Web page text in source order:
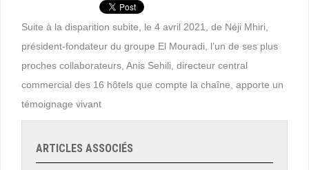
Suite à la disparition subite, le 4 avril 2021, de Néji Mhiri,
président-fondateur du groupe El Mouradi, l’un de ses plus
proches collaborateurs, Anis Sehili, directeur central
commercial des 16 hôtels que compte la chaîne, apporte un
témoignage vivant
ARTICLES ASSOCIÉS